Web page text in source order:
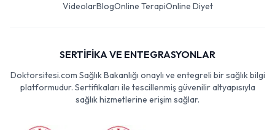
VideolarBlogOnline TerapiOnline Diyet
SERTİFİKA VE ENTEGRASYONLAR
Doktorsitesi.com Sağlık Bakanlığı onaylı ve entegreli bir sağlık bilgi
platformudur. Sertifikaları ile tescillenmiş güvenilir altyapısıyla
sağlık hizmetlerine erişim sağlar.